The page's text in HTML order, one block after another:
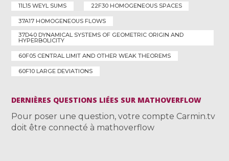
11L15 WEYL SUMS 22F30 HOMOGENEOUS SPACES
37A17 HOMOGENEOUS FLOWS
37D40 DYNAMICAL SYSTEMS OF GEOMETRIC ORIGIN AND
HYPERBOLICITY
60F05 CENTRAL LIMIT AND OTHER WEAK THEOREMS
60F10 LARGE DEVIATIONS
DERNIÈRES QUESTIONS LIÉES SUR MATHOVERFLOW
Pour poser une question, votre compte Carmin.tv
doit être connecté à mathoverflow